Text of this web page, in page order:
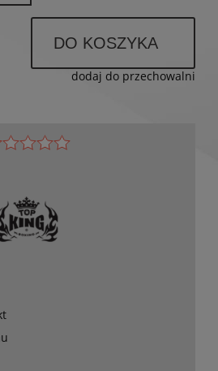
DO KOSZYKA
dodaj do przechowalni